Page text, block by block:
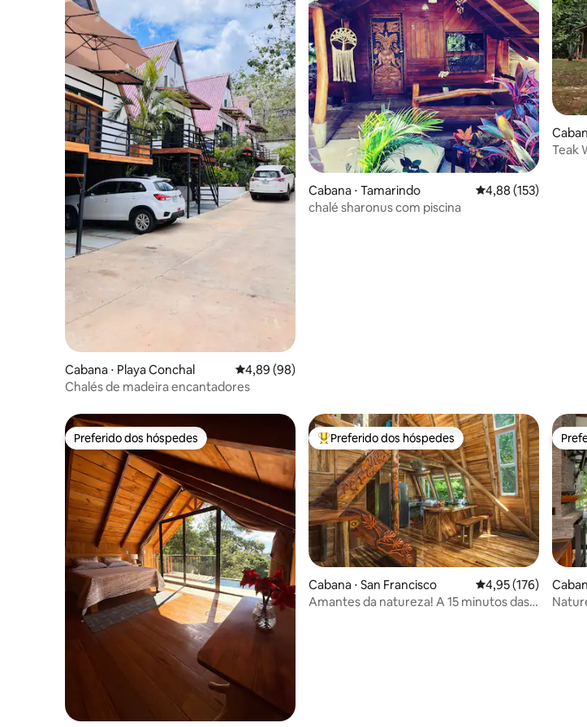
Cabana ⋅ Playa Conchal 4,89 de uma avaliação média de 5, 98 avaliações
4,89 (98)
Chalés de madeira encantadores
Cabana ⋅ Tamarindo 4,88 de uma
4,88 (153)
chalé sharonus com piscina
Teak
Preferido dos hóspedes
Preferido dos hóspedes Entre os melhores preferidos dos hóspedes
Preferido dos hóspedes
Cabana ⋅ San Francisco 4,95 de uma
4,95 (176)
Amantes da natureza! A 15 minutos das